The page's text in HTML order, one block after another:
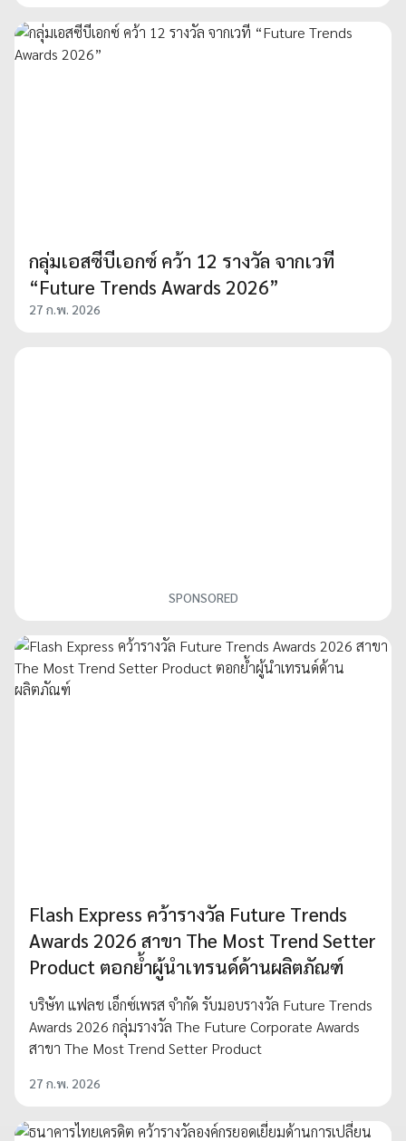
กลุ่มเอสซีบีเอกซ์ คว้า 12 รางวัล จากเวที
“Future Trends Awards 2026”
27 ก.พ. 2026
SPONSORED
Flash Express คว้ารางวัล Future Trends
Awards 2026 สาขา The Most Trend Setter
Product ตอกย้ำผู้นำเทรนด์ด้านผลิตภัณฑ์
บริษัท แฟลช เอ็กซ์เพรส จำกัด รับมอบรางวัล Future Trends
Awards 2026 กลุ่มรางวัล The Future Corporate Awards
สาขา The Most Trend Setter Product
27 ก.พ. 2026